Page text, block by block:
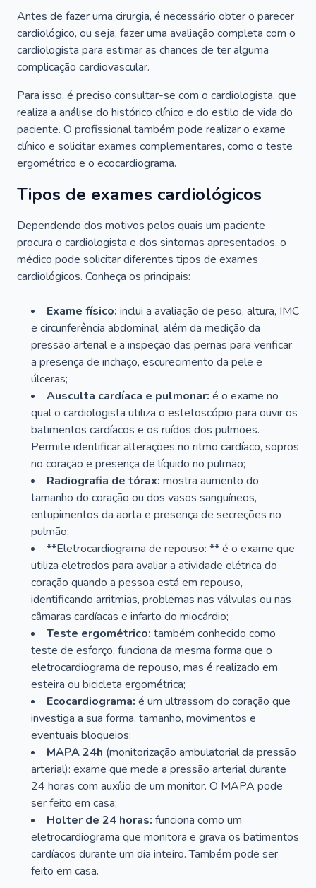
Antes de fazer uma cirurgia, é necessário obter o parecer
cardiológico, ou seja, fazer uma avaliação completa com o
cardiologista para estimar as chances de ter alguma
complicação cardiovascular.
Para isso, é preciso consultar-se com o cardiologista, que
realiza a análise do histórico clínico e do estilo de vida do
paciente. O profissional também pode realizar o exame
clínico e solicitar exames complementares, como o teste
ergométrico e o ecocardiograma.
Tipos de exames cardiológicos
Dependendo dos motivos pelos quais um paciente
procura o cardiologista e dos sintomas apresentados, o
médico pode solicitar diferentes tipos de exames
cardiológicos. Conheça os principais:
Exame físico: inclui a avaliação de peso, altura, IMC
e circunferência abdominal, além da medição da
pressão arterial e a inspeção das pernas para verificar
a presença de inchaço, escurecimento da pele e
úlceras;
Ausculta cardíaca e pulmonar: é o exame no
qual o cardiologista utiliza o estetoscópio para ouvir os
batimentos cardíacos e os ruídos dos pulmões.
Permite identificar alterações no ritmo cardíaco, sopros
no coração e presença de líquido no pulmão;
Radiografia de tórax: mostra aumento do
tamanho do coração ou dos vasos sanguíneos,
entupimentos da aorta e presença de secreções no
pulmão;
**Eletrocardiograma de repouso: ** é o exame que
utiliza eletrodos para avaliar a atividade elétrica do
coração quando a pessoa está em repouso,
identificando arritmias, problemas nas válvulas ou nas
câmaras cardíacas e infarto do miocárdio;
Teste ergométrico: também conhecido como
teste de esforço, funciona da mesma forma que o
eletrocardiograma de repouso, mas é realizado em
esteira ou bicicleta ergométrica;
Ecocardiograma: é um ultrassom do coração que
investiga a sua forma, tamanho, movimentos e
eventuais bloqueios;
MAPA 24h (monitorização ambulatorial da pressão
arterial): exame que mede a pressão arterial durante
24 horas com auxílio de um monitor. O MAPA pode
ser feito em casa;
Holter de 24 horas: funciona como um
eletrocardiograma que monitora e grava os batimentos
cardíacos durante um dia inteiro. Também pode ser
feito em casa.